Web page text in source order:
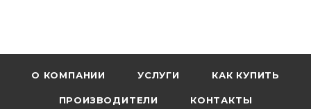
О КОМПАНИИ УСЛУГИ КАК КУПИТЬ
ПРОИЗВОДИТЕЛИ КОНТАКТЫ